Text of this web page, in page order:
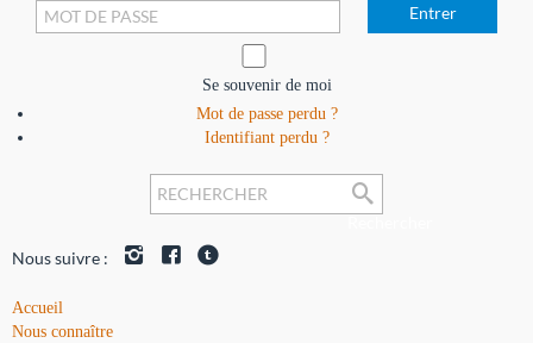
Se souvenir de moi
Mot de passe perdu ?
Identifiant perdu ?
Nous suivre :
Accueil
Nous connaître